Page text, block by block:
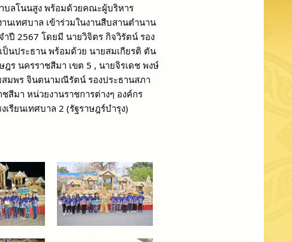
บลโนนสูง พร้อมด้วยคณะผู้บริหาร
นเทศบาล เข้าร่วมในงานสืบสานตำนาน
ำปี 2567 โดยมี นายวิจิตร กิจวิรัตน์ รอง
ป็นประธาน พร้อมด้วย นายสมเกียรติ ตัน
ร นครราชสีมา เขต 5 , นายจิรเดช พงษ์
สมพร จินตนามณีรัตน์ รองประธานสภา
สีมา หน่วยงานราชการต่างๆ องค์กร
รียนเทศบาล 2 (รัฐราษฎร์บำรุง)